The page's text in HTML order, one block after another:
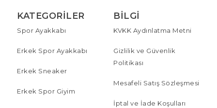
KATEGORILER
Spor Ayakkabı
Erkek Spor Ayakkabı
Erkek Sneaker
Erkek Spor Giyim
BILGI
KVKK Aydınlatma Metni
Gizlilik ve Güvenlik
Politikası
Mesafeli Satış Sözleşmesi
İptal ve İade Koşulları